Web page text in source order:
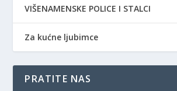
VIŠENAMENSKE POLICE I STALCI
Za kućne ljubimce
PRATITE NAS